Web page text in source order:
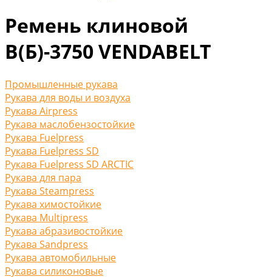
Ремень клиновой
В(Б)-3750 VENDABELT
Промышленные рукава
Рукава для воды и воздуха
Рукава Airpress
Рукава маслобензостойкие
Рукава Fuelpress
Рукава Fuelpress SD
Рукава Fuelpress SD ARCTIC
Рукава для пара
Рукава Steampress
Рукава химостойкие
Рукава Multipress
Рукава абразивостойкие
Рукава Sandpress
Рукава автомобильные
Рукава силиконовые